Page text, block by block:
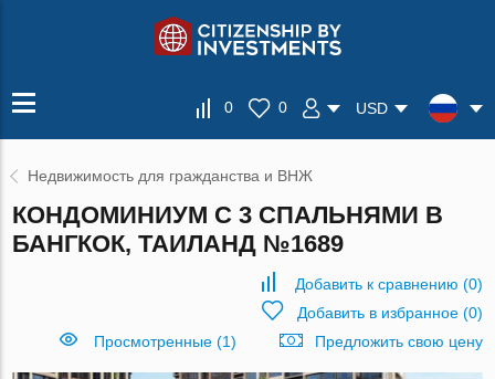
0 0 USD
Недвижимость для гражданства и ВНЖ
КОНДОМИНИУМ С 3 СПАЛЬНЯМИ В
БАНГКОК, ТАИЛАНД №1689
Добавить к сравнению (0)
Добавить в избранное(0)
Просмотренные (1)
Предложить свою цену